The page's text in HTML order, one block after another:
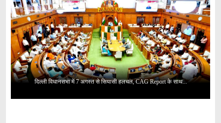
दिल्ली विधानसभा में 7 अगस्त से सियासी हलचल, CAG Report के साथ...